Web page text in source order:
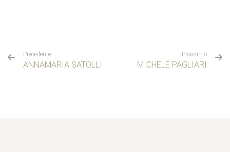
Precedente
ANNAMARIA SATOLLI
Prossimo
MICHELE PAGLIARI